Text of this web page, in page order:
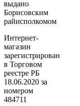
выдано
Борисовским
райисполкомом
Интернет-
магазин
зарегистрирован
в Торговом
реестре РБ
18.06.2020 за
номером
484711